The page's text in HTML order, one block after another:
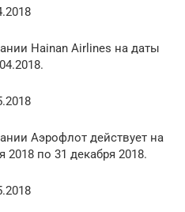
Hainan Airlines на даты
Аэрофлот действует на
2018 по 31 декабря 2018.